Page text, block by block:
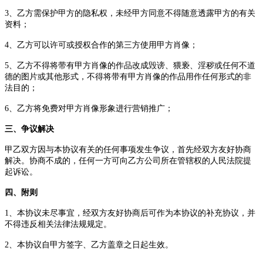
3、 乙方需保护甲方的隐私权，未经甲方同意不得随意透露甲方的有关
资料；
4、 乙方可以许可或授权合作的第三方使用甲方肖像 ；
5、 乙方不得将带有甲方肖像的作品改成毁谤、猥亵、淫秽或任何不道
德的图片或其他形式，不得将带有甲方肖像的作品用作任何形式的非
法目的；
6、 乙方将免费对甲方肖像形象进行营销推广；
三、 争议解决
甲乙双方因与本协议有关的任何事项发生争议，首先经双方友好协商
解决。协商不成的，任何一方可向乙方公司所在管辖权的人民法院提
起诉讼。
四 、附则
1、本协议未尽事宜，经双方友好协商后可作为本协议的补充协议，并
不得违反相关法律法规规定。
2、本协议自甲方签字、乙方盖章之日起生效。